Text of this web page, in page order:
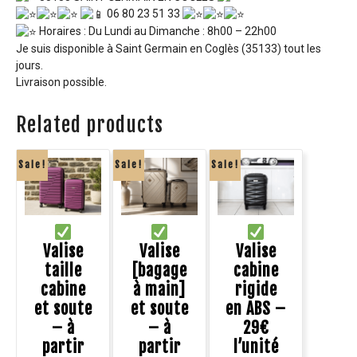
06 80 23 51 33
Horaires : Du Lundi au Dimanche : 8h00 – 22h00
Je suis disponible à Saint Germain en Coglès (35133) tout les
jours.
Livraison possible.
Related products
Sale!
Valise
taille
cabine
et soute
– à
partir
Sale!
Valise
[bagage
à main]
et soute
– à
partir
Sale!
Valise
cabine
rigide
en ABS –
29€
l’unité